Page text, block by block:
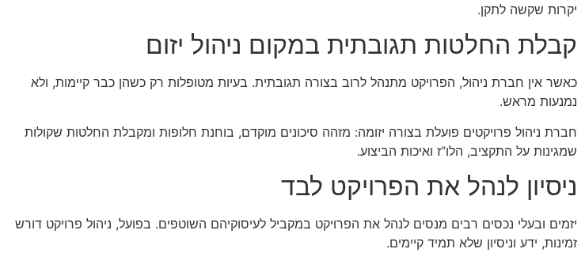
יקרות שקשה לתקן.
קבלת החלטות תגובתית במקום ניהול יזום
כאשר אין חברת ניהול, הפרויקט מתנהל לרוב בצורה תגובתית. בעיות מטופלות רק כשהן כבר קיימות, ולא
נמנעות מראש.
חברת ניהול פרויקטים פועלת בצורה יזומה: מזהה סיכונים מוקדם, בוחנת חלופות ומקבלת החלטות שקולות
שמגינות על התקציב, הלו”ז ואיכות הביצוע.
ניסיון לנהל את הפרויקט לבד
יזמים ובעלי נכסים רבים מנסים לנהל את הפרויקט במקביל לעיסוקיהם השוטפים. בפועל, ניהול פרויקט דורש
זמינות, ידע וניסיון שלא תמיד קיימים.